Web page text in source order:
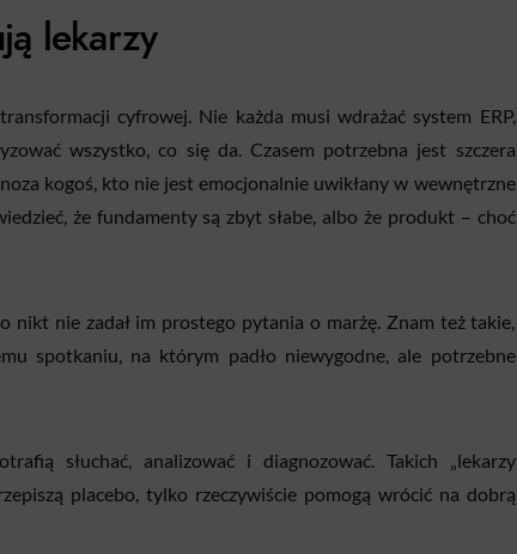
lekarzy
cyfrowej. Nie każda musi wdrażać system ERP,
wszystko, co się da. Czasem potrzebna jest szczera
kogoś, kto nie jest emocjonalnie uwikłany w wewnętrzne
że fundamenty są zbyt słabe, albo że produkt – choć
nikt nie zadał im prostego pytania o marżę. Znam też takie,
spotkaniu, na którym padło niewygodne, ale potrzebne
słuchać, analizować i diagnozować. Takich „lekarzy
placebo, tylko rzeczywiście pomogą wrócić na dobrą